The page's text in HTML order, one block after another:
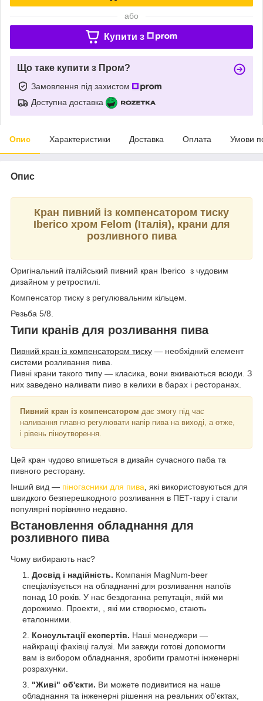
або
Купити з
Що таке купити з Пром?
Замовлення під захистом
Доступна доставка
Опис Характеристики Доставка Оплата Умови
Опис
Кран пивний із компенсатором тиску
Iberico хром Felom (Італія), крани для
розливного пива
Оригінальний італійський пивний кран Iberico з чудовим
дизайном у ретростилі.
Компенсатор тиску з регулювальним кільцем.
Резьба 5/8.
Типи кранів для розливання пива
Пивний кран із компенсатором тиску — необхідний елемент
системи розливання пива.
Пивні крани такого типу — класика, вони вживаються всюди. З
них заведено наливати пиво в келихи в барах і ресторанах.
Пивний кран із компенсатором дає змогу під час
наливання плавно регулювати напір пива на виході, а отже,
і рівень піноутворення.
Цей кран чудово впишеться в дизайн сучасного паба та
пивного ресторану.
Інший вид — піногасники для пива , які використовуються для
швидкого безперешкодного розливання в ПЕТ-тару і стали
популярні порівняно недавно.
Встановлення обладнання для
розливного пива
Чому вибирають нас?
Досвід і надійність. Компанія MagNum-beer
спеціалізується на обладнанні для розливання напоїв
понад 10 років. У нас бездоганна репутація, якій ми
дорожимо. Проекти, , які ми створюємо, стають
еталонними.
Консультації експертів. Наші менеджери —
найкращі фахівці галузі. Ми завжди готові допомогти
вам із вибором обладнання, зробити грамотні інженерні
розрахунки.
"Живі" об'єкти. Ви можете подивитися на наше
обладнання та інженерні рішення на реальних об'єктах,